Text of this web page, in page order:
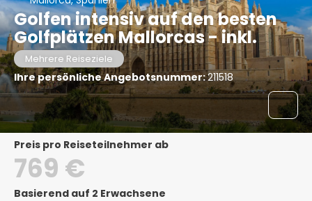
Golfen intensiv auf den besten
Golfplätzen Mallorcas - inkl.
Mehrere Reiseziele
Ihre persönliche Angebotsnummer:211518
Preis pro Reiseteilnehmer ab
769 €
Basierend auf 2 Erwachsene